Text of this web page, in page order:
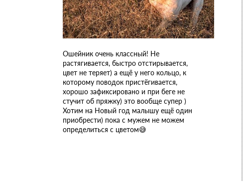
Ошейник очень классный! Не
растягивается, быстро отстирывается,
цвет не теряет) а ещё у него кольцо, к
которому поводок пристёгивается,
хорошо зафиксировано и при беге не
стучит об пряжку) это вообще супер )
Хотим на Новый год малышу ещё один
приобрести) пока с мужем не можем
определиться с цветом😅